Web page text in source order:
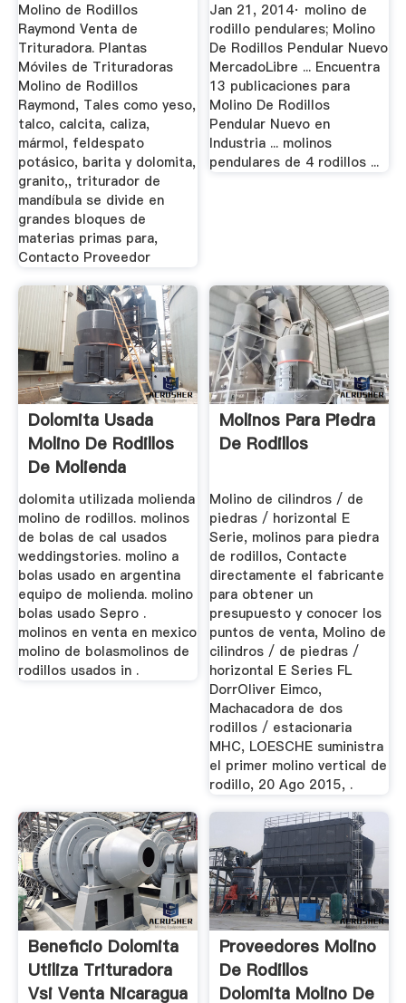
Molino de Rodillos
Raymond Venta de
Trituradora. Plantas
Móviles de Trituradoras
Molino de Rodillos
Raymond, Tales como yeso,
talco, calcita, caliza,
mármol, feldespato
potásico, barita y dolomita,
granito,, triturador de
mandíbula se divide en
grandes bloques de
materias primas para,
Contacto Proveedor
Jan 21, 2014· molino de
rodillo pendulares; Molino
De Rodillos Pendular Nuevo
MercadoLibre ... Encuentra
13 publicaciones para
Molino De Rodillos
Pendular Nuevo en
Industria ... molinos
pendulares de 4 rodillos ...
Dolomita Usada
Molino De Rodillos
De Molienda
dolomita utilizada molienda
molino de rodillos. molinos
de bolas de cal usados
weddingstories. molino a
bolas usado en argentina
equipo de molienda. molino
bolas usado Sepro .
molinos en venta en mexico
molino de bolasmolinos de
rodillos usados in .
Molinos Para Piedra
De Rodillos
Molino de cilindros / de
piedras / horizontal E
Serie, molinos para piedra
de rodillos, Contacte
directamente el fabricante
para obtener un
presupuesto y conocer los
puntos de venta, Molino de
cilindros / de piedras /
horizontal E Series FL
DorrOliver Eimco,
Machacadora de dos
rodillos / estacionaria
MHC, LOESCHE suministra
el primer molino vertical de
rodillo, 20 Ago 2015, .
Beneficio Dolomita
Utiliza Trituradora
Vsi Venta Nicaragua
Proveedores Molino
De Rodillos
Dolomita Molino De